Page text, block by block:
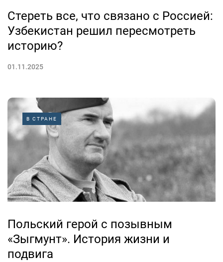
Стереть все, что связано с Россией:
Узбекистан решил пересмотреть
историю?
01.11.2025
В СТРАНЕ
Польский герой с позывным
«Зыгмунт». История жизни и
подвига